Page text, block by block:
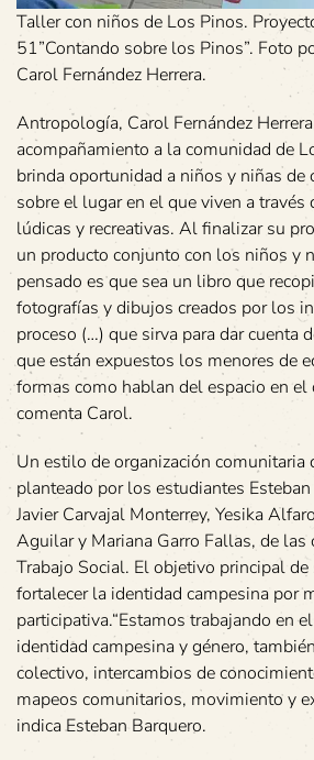
Taller con niños de Los Pinos.
51”Contando sobre los Pinos”. Foto
Carol Fernández Herrera.
Antropología, Carol Fernández
acompañamiento a la comunidad de
brinda oportunidad a niños y niñas de
sobre el lugar en el que viven a través
lúdicas y recreativas. Al finalizar su
un producto conjunto con los niños y
pensado es que sea un libro que
fotografías y dibujos creados por los
proceso (…) que sirva para dar cuenta
que están expuestos los menores de
formas como hablan del espacio en el
comenta Carol.
Un estilo de organización comunitaria
planteado por los estudiantes
Javier Carvajal Monterrey, Yesika
Aguilar y Mariana Garro Fallas, de las
Trabajo Social. El objetivo principal de
fortalecer la identidad campesina por
participativa.“Estamos trabajando en
identidad campesina y género,
colectivo, intercambios de
mapeos comunitarios, movimiento y
indica Esteban Barquero.